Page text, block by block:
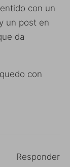
con un
un post en
da
con
Responder